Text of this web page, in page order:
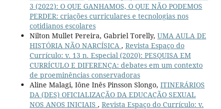
3 (2022): O QUE GANHAMOS, O QUE NÃO PODEMOS
PERDER: criações curriculares e tecnologias nos
cotidianos escolares
Nilton Mullet Pereira, Gabriel Torelly, UMA AULA DE
HISTÓRIA NÃO NARCÍSICA , Revista Espaço do
Currículo: v. 13 n. Especial (2020): PESQUISA EM
CURRÍCULO E DIFERENÇA: debates em um contexto
de proeminências conservadoras
Aline Malagi, Iône Inês Pinsson Slongo, ITINERÁRIOS
DA (DES) OFICIALIZAÇÃO DA EDUCAÇÃO SEXUAL
NOS ANOS INICIAIS , Revista Espaço do Currículo: v.